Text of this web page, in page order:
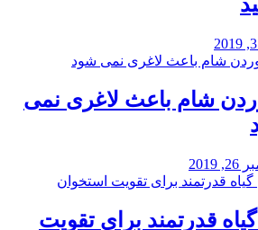
شام باعث لاغری نمی
گیاه قدرتمند برای تقویت